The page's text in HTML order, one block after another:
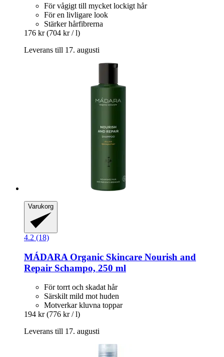
För vågigt till mycket lockigt hår
För en livligare look
Stärker hårfibrerna
176 kr (704 kr / l)
Leverans till 17. augusti
Varukorg
4.2 (18)
MÁDARA Organic Skincare Nourish and
Repair Schampo, 250 ml
För torrt och skadat hår
Särskilt mild mot huden
Motverkar kluvna toppar
194 kr (776 kr / l)
Leverans till 17. augusti